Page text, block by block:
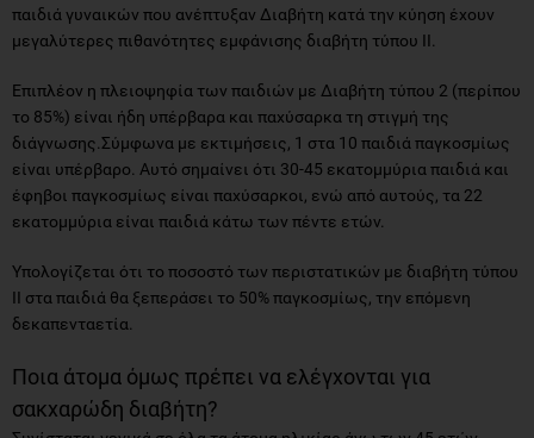
παιδιά γυναικών που ανέπτυξαν Διαβήτη κατά την κύηση έχουν
μεγαλύτερες πιθανότητες εμφάνισης διαβήτη τύπου ΙΙ.
Επιπλέον η πλειοψηφία των παιδιών με Διαβήτη τύπου 2 (περίπου
το 85%) είναι ήδη υπέρβαρα και παχύσαρκα τη στιγμή της
διάγνωσης.Σύμφωνα με εκτιμήσεις, 1 στα 10 παιδιά παγκοσμίως
είναι υπέρβαρο. Αυτό σημαίνει ότι 30-45 εκατομμύρια παιδιά και
έφηβοι παγκοσμίως είναι παχύσαρκοι, ενώ από αυτούς, τα 22
εκατομμύρια είναι παιδιά κάτω των πέντε ετών.
Υπολογίζεται ότι το ποσοστό των περιστατικών με διαβήτη τύπου
ΙΙ στα παιδιά θα ξεπεράσει το 50% παγκοσμίως, την επόμενη
δεκαπενταετία.
Ποια άτομα όμως πρέπει να ελέγχονται για
σακχαρώδη διαβήτη?